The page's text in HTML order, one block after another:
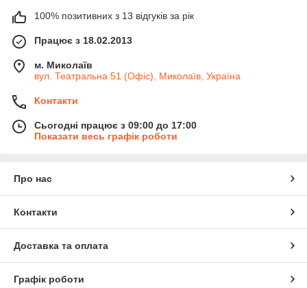
100% позитивних з 13 відгуків за рік
Працює з 18.02.2013
м. Миколаїв
вул. Театральна 51 (Офіс), Миколаїв, Україна
Контакти
Сьогодні працює з 09:00 до 17:00
Показати весь графік роботи
Про нас
Контакти
Доставка та оплата
Графік роботи